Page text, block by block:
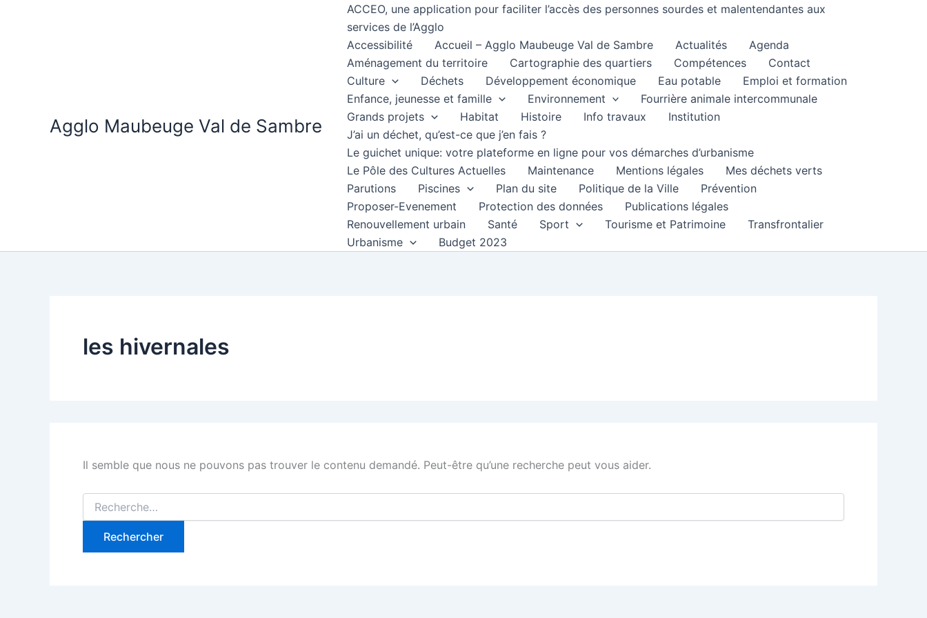
Agglo Maubeuge Val de Sambre
ACCEO, une application pour faciliter l’accès des personnes sourdes et malentendantes aux
services de l’Agglo
Accessibilité
Accueil – Agglo Maubeuge Val de Sambre Actualités
Agenda
Aménagement du territoire
Cartographie des quartiers Compétences
Contact
Culture
Déchets Développement économique Eau potable
Emploi et formation
Enfance, jeunesse et famille
Environnement
Fourrière animale intercommunale
Grands projets
Habitat Histoire Info travaux
Institution
J’ai un déchet, qu’est-ce que j’en fais ?
Le guichet unique: votre plateforme en ligne pour vos démarches d’urbanisme
Le Pôle des Cultures Actuelles
Maintenance Mentions légales
Mes déchets verts
Parutions
Piscines Plan du site Politique de la Ville
Prévention
Proposer-Evenement
Protection des données
Publications légales
Renouvellement urbain
Santé Sport Tourisme et Patrimoine
Transfrontalier
Urbanisme
Budget 2023
les hivernales
Il semble que nous ne pouvons pas trouver le contenu demandé. Peut-être qu’une recherche peut vous aider.
Rechercher :